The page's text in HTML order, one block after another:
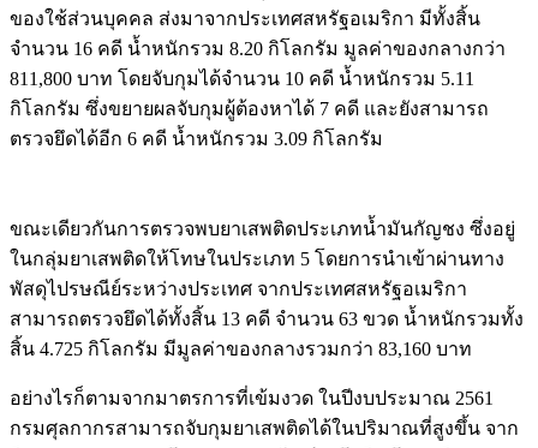
ของใช้ส่วนบุคคล ส่งมาจากประเทศสหรัฐอเมริกา มีทั้งสิ้น
จำนวน 16 คดี น้ำหนักรวม 8.20 กิโลกรัม มูลค่าของกลางกว่า
811,800 บาท โดยจับกุมได้จำนวน 10 คดี น้ำหนักรวม 5.11
กิโลกรัม ซึ่งขยายผลจับกุมผู้ต้องหาได้ 7 คดี และยังสามารถ
ตรวจยึดได้อีก 6 คดี น้ำหนักรวม 3.09 กิโลกรัม
ขณะเดียวกันการตรวจพบยาเสพติดประเภทน้ำมันกัญชง ซึ่งอยู่
ในกลุ่มยาเสพติดให้โทษในประเภท 5 โดยการนำเข้าผ่านทาง
พัสดุไปรษณีย์ระหว่างประเทศ จากประเทศสหรัฐอเมริกา
สามารถตรวจยึดได้ทั้งสิ้น 13 คดี จำนวน 63 ขวด น้ำหนักรวมทั้ง
สิ้น 4.725 กิโลกรัม มีมูลค่าของกลางรวมกว่า 83,160 บาท
อย่างไรก็ตามจากมาตรการที่เข้มงวด ในปีงบประมาณ 2561
กรมศุลกากรสามารถจับกุมยาเสพติดได้ในปริมาณที่สูงขึ้น จาก